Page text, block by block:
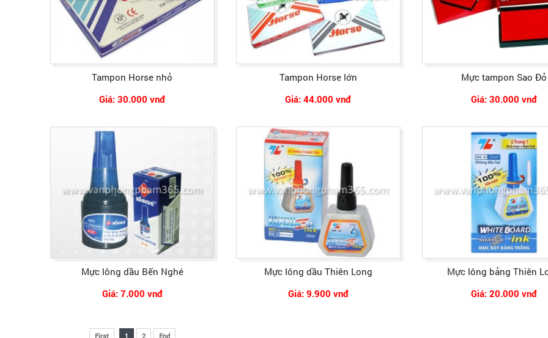
Tampon Horse nhỏ
Giá: 30.000 vnđ
Tampon Horse lớn
Giá: 44.000 vnđ
Mực tampon Sao Đỏ
Giá: 30.000 vnđ
Mực lông dầu Bến Nghé
Giá: 7.000 vnđ
Mực lông dầu Thiên Long
Giá: 9.900 vnđ
Mực lông bảng Thiên
Giá: 20.000 vnđ
First 1 2 End